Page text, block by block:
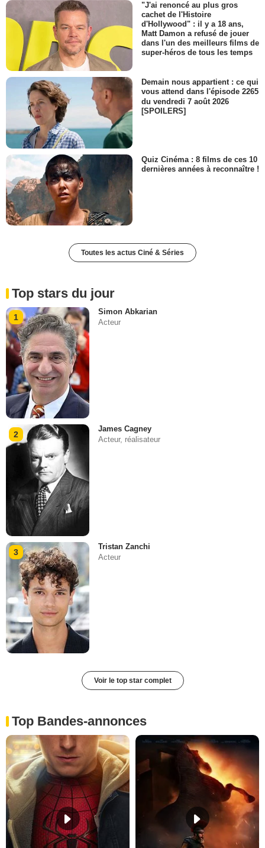
"J'ai renoncé au plus gros
cachet de l'Histoire
d'Hollywood" : il y a 18 ans,
Matt Damon a refusé de jouer
dans l'un des meilleurs films de
super-héros de tous les temps
Demain nous appartient : ce qui
vous attend dans l'épisode 2265
du vendredi 7 août 2026
[SPOILERS]
Quiz Cinéma : 8 films de ces 10
dernières années à reconnaître !
Toutes les actus Ciné & Séries
Top stars du jour
1
Simon Abkarian
Acteur
2
James Cagney
Acteur, réalisateur
3
Tristan Zanchi
Acteur
Voir le top star complet
Top Bandes-annonces